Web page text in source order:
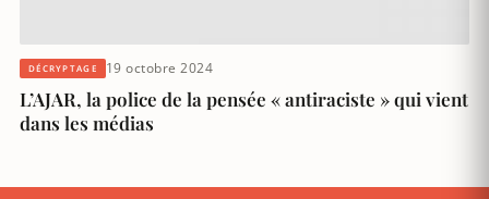
DÉCRYPTAGE 19 octobre 2024
L’AJAR, la police de la pensée « antiraciste » qui vient
dans les médias